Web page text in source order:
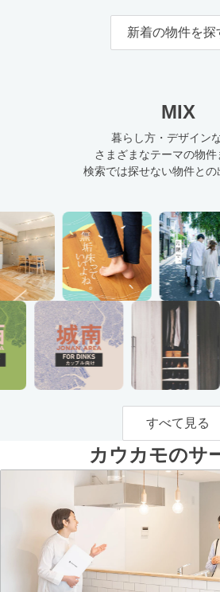
新着の物件を探
MIX
暮らし方・デザインな
さまざまなテーマの物件
検索では探せない物件との
すべて見る
カウカモのサ